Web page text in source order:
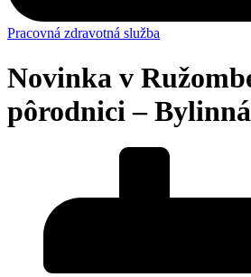
Pracovná zdravotná služba
Novinka v
pôrodnici –